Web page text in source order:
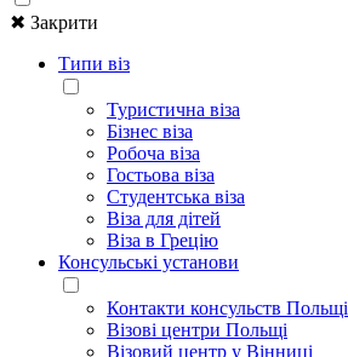
✖ Закрити
Типи віз
Туристична віза
Бізнес віза
Робоча віза
Гостьова віза
Студентська віза
Віза для дітей
Віза в Грецію
Консульські установи
Контакти консульств Польщі
Візові центри Польщі
Візовий центр у Вінниці